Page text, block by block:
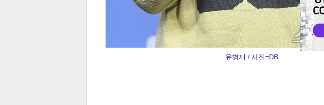
유병재 / 사진=DB